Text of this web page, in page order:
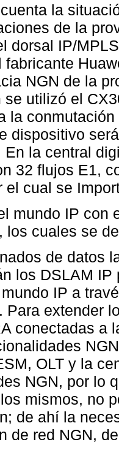
la
de la
dorsal IP/
fabricante
NGN de la
se utilizó el
la
dispositivo
En la central
32 flujos E1,
el cual se
mundo IP con
los cuales se
de datos
los DSLAM
IP a
Para extender
conectadas a
OLT y la
NGN, por lo
mismos, no
de ahí la
de red NGN,